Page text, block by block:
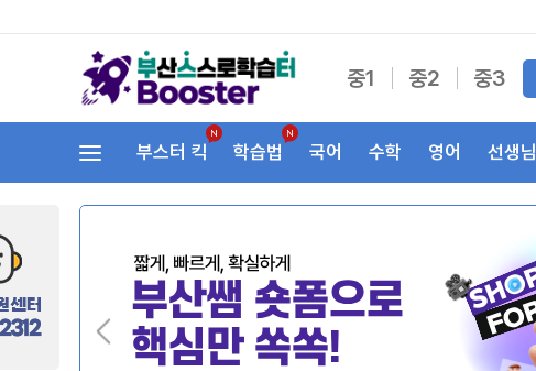
중1 중2 중3
부스터 킥 학습법 국어 수학 영어 선생님